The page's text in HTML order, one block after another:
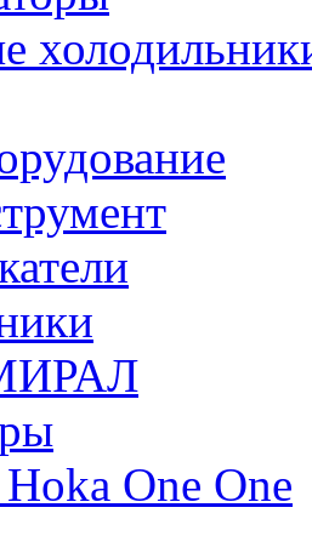
One One